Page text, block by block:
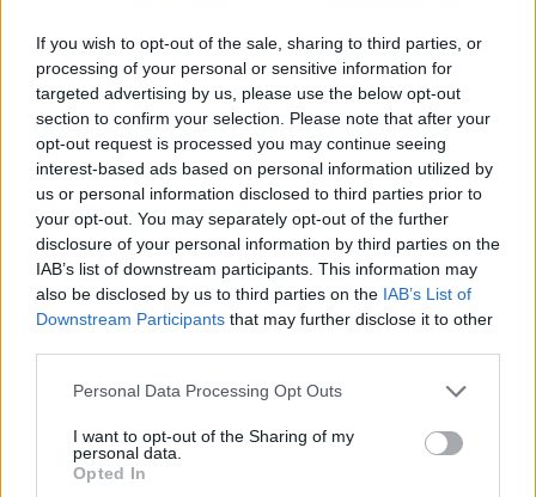
If you wish to opt-out of the sale, sharing to third parties, or
processing of your personal or sensitive information for
targeted advertising by us, please use the below opt-out
section to confirm your selection. Please note that after your
opt-out request is processed you may continue seeing
interest-based ads based on personal information utilized by
us or personal information disclosed to third parties prior to
your opt-out. You may separately opt-out of the further
disclosure of your personal information by third parties on the
IAB’s list of downstream participants. This information may
also be disclosed by us to third parties on the IAB’s List of
Downstream Participants that may further disclose it to other
Please note that this website/app uses one or more Google
not limited to your visit or usage behaviour. You may click to
grant or deny consent to Google and its third-party tags to
use your data for below specified purposes in below Google
Personal Data Processing Opt Outs
I want to opt-out of the Sharing of my
personal data.
Opted In
videódat teljes hosszában. Végig is nézheti a 60
másodpercet, aminek a végén ki fogja írni az app,
hogy a folytatáshoz kattintani kell, ami szintén az
IGTV-re vezet. Aki már megnézte az első percet,
valószínűleg a továbbiakra is kíváncsi lesz és
kattintani fog.
Beválik? Jöjjön egy sokkoló eredmény: A márkák,
akik használják az IGTV előnézeti funkcióját, 300%-
kal megnövelték a nézettségüket a korábbiakhoz
képest. Nézzük a Sephora példáját: általában 60-80
ezer között mozgott az IGTV videók nézettsége, majd
elkezdték használni az előnézeti lehetőséget és ez a
Tippek IGTV videó készítéséhez
A korábbi példa után egyértelmű, hogy ki kell